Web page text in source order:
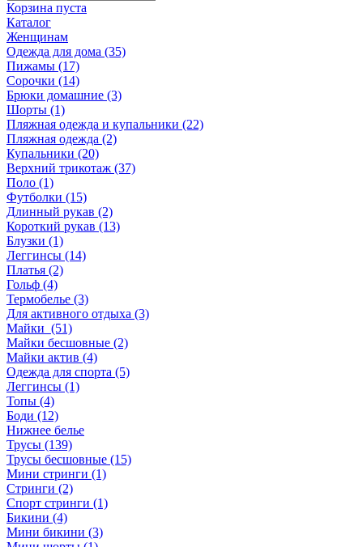
Корзина пуста
Каталог
Женщинам
Одежда для дома (35)
Пижамы (17)
Сорочки (14)
Брюки домашние (3)
Шорты (1)
Пляжная одежда и купальники (22)
Пляжная одежда (2)
Купальники (20)
Верхний трикотаж (37)
Поло (1)
Футболки (15)
Длинный рукав (2)
Короткий рукав (13)
Блузки (1)
Леггинсы (14)
Платья (2)
Гольф (4)
Термобелье (3)
Для активного отдыха (3)
Майки (51)
Майки бесшовные (2)
Майки актив (4)
Одежда для спорта (5)
Леггинсы (1)
Топы (4)
Боди (12)
Нижнее белье
Трусы (139)
Трусы бесшовные (15)
Мини стринги (1)
Стринги (2)
Спорт стринги (1)
Бикини (4)
Мини бикини (3)